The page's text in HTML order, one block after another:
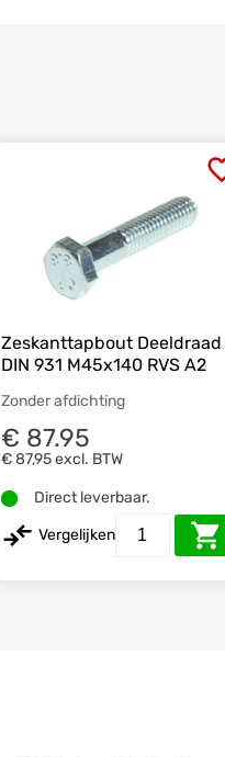
Zeskanttapbout Deeldraad
DIN 931 M45x140 RVS A2
Zonder afdichting
€ 87.95
€ 87,95excl. BTW
Direct leverbaar.
Vergelijken